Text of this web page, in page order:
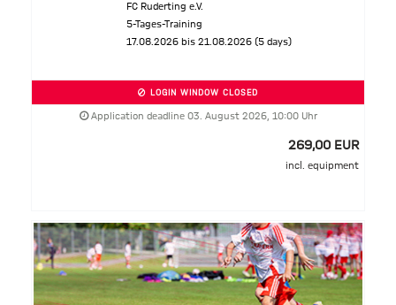
FC Ruderting e.V.
5-Tages-Training
17.08.2026 bis 21.08.2026 (5 days)
LOGIN WINDOW CLOSED
Application deadline 03. August 2026, 10:00 Uhr
269,00 EUR
incl. equipment